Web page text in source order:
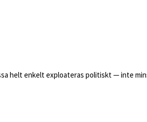
helt enkelt exploateras politiskt — inte